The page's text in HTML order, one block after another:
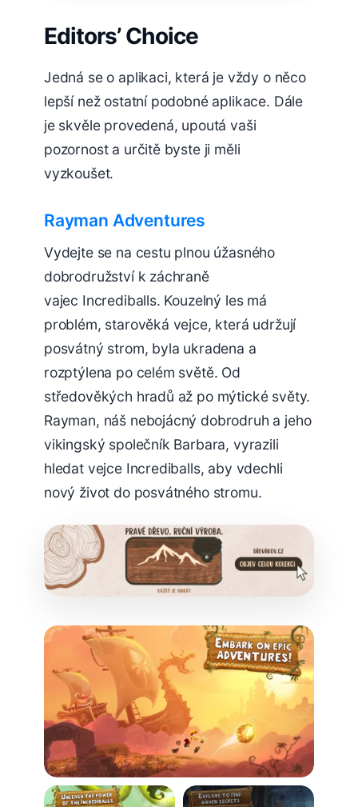
Editors’ Choice
Jedná se o aplikaci, která je vždy o něco
lepší než ostatní podobné aplikace. Dále
je skvěle provedená, upoutá vaši
pozornost a určitě byste ji měli
vyzkoušet.
Rayman Adventures
Vydejte se na cestu plnou úžasného
dobrodružství k záchraně
vajec Incrediballs. Kouzelný les má
problém, starověká vejce, která udržují
posvátný strom, byla ukradena a
rozptýlena po celém světě. Od
středověkých hradů až po mýtické světy.
Rayman, náš nebojácný dobrodruh a jeho
vikingský společník Barbara, vyrazili
hledat vejce Incrediballs, aby vdechli
nový život do posvátného stromu.